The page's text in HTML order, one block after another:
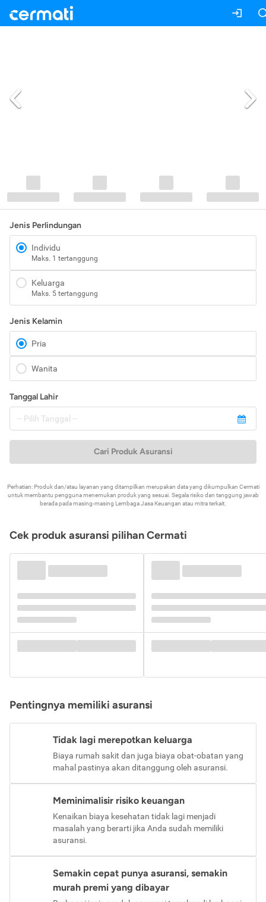
Jenis Perlindungan
Individu
Maks. 1 tertanggung
Keluarga
Maks. 5 tertanggung
Jenis Kelamin
Pria
Wanita
Tanggal Lahir
Cari Produk Asuransi
Perhatian: Produk dan/atau layanan yang ditampilkan merupakan data yang dikumpulkan Cermati
untuk membantu pengguna menemukan produk yang sesuai. Segala risiko dan tanggung jawab
berada pada masing-masing Lembaga Jasa Keuangan atau mitra terkait.
Cek produk asuransi pilihan Cermati
Pentingnya memiliki asuransi
Tidak lagi merepotkan keluarga
Biaya rumah sakit dan juga biaya obat-obatan yang
mahal pastinya akan ditanggung oleh asuransi.
Meminimalisir risiko keuangan
Kenaikan biaya kesehatan tidak lagi menjadi
masalah yang berarti jika Anda sudah memiliki
asuransi.
Semakin cepat punya asuransi, semakin
murah premi yang dibayar